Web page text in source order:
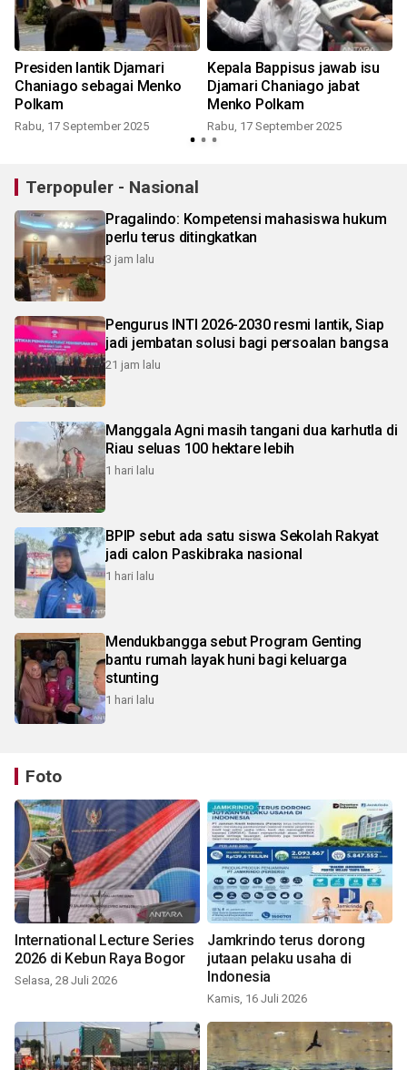
Presiden lantik Djamari
Chaniago sebagai Menko
Polkam
Rabu, 17 September 2025
Kepala Bappisus jawab isu
Djamari Chaniago jabat
Menko Polkam
Rabu, 17 September 2025
Terpopuler - Nasional
Pragalindo: Kompetensi mahasiswa hukum
perlu terus ditingkatkan
3 jam lalu
Pengurus INTI 2026-2030 resmi lantik, Siap
jadi jembatan solusi bagi persoalan bangsa
21 jam lalu
Manggala Agni masih tangani dua karhutla di
Riau seluas 100 hektare lebih
1 hari lalu
BPIP sebut ada satu siswa Sekolah Rakyat
jadi calon Paskibraka nasional
1 hari lalu
Mendukbangga sebut Program Genting
bantu rumah layak huni bagi keluarga
stunting
1 hari lalu
Foto
International Lecture Series
2026 di Kebun Raya Bogor
Selasa, 28 Juli 2026
Jamkrindo terus dorong
jutaan pelaku usaha di
Indonesia
Kamis, 16 Juli 2026